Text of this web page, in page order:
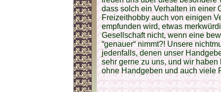
dass solch ein Verhalten in einer
Freizeithobby auch von einigen
empfunden wird, etwas
Gesellschaft nicht, wenn eine
“genauer“ nimmt?! Unsere
jedenfalls, denen unser
sehr gerne zu uns, und wir
ohne Handgeben und auch viele